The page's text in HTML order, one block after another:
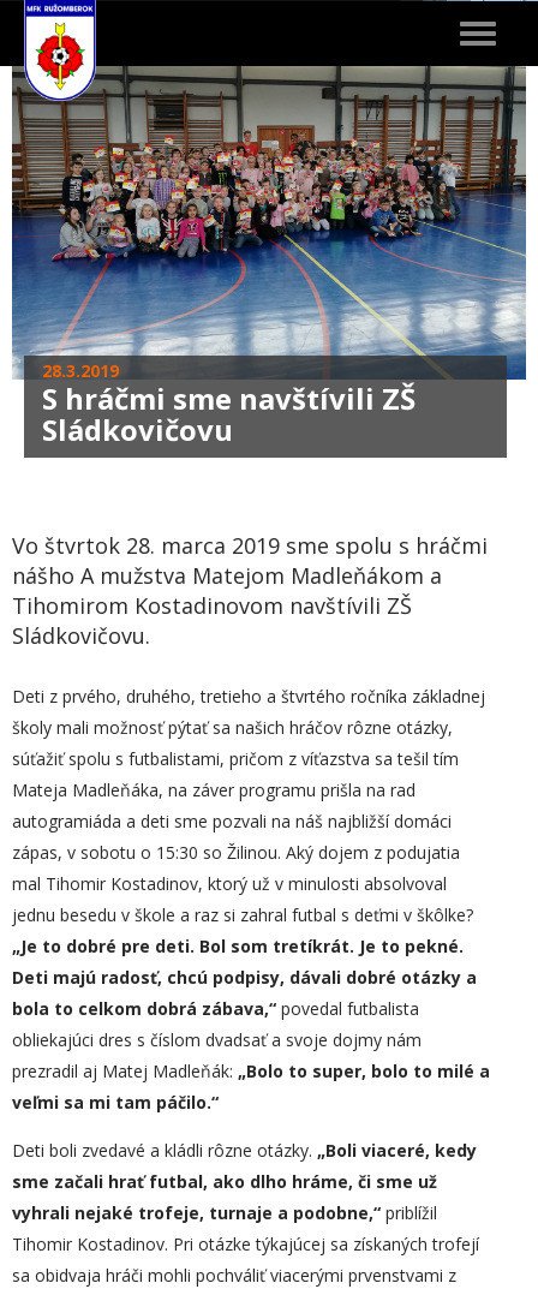
Toggle
28.3.2019
S hráčmi sme navštívili ZŠ
Sládkovičovu
Vo štvrtok 28. marca 2019 sme spolu s hráčmi
nášho A mužstva Matejom Madleňákom a
Tihomirom Kostadinovom navštívili ZŠ
Sládkovičovu.
Deti z prvého, druhého, tretieho a štvrtého ročníka základnej
školy mali možnosť pýtať sa našich hráčov rôzne otázky,
súťažiť spolu s futbalistami, pričom z víťazstva sa tešil tím
Mateja Madleňáka, na záver programu prišla na rad
autogramiáda a deti sme pozvali na náš najbližší domáci
zápas, v sobotu o 15:30 so Žilinou. Aký dojem z podujatia
mal Tihomir Kostadinov, ktorý už v minulosti absolvoval
jednu besedu v škole a raz si zahral futbal s deťmi v škôlke?
„Je to dobré pre deti. Bol som tretíkrát. Je to pekné.
Deti majú radosť, chcú podpisy, dávali dobré otázky a
bola to celkom dobrá zábava,“ povedal futbalista
obliekajúci dres s číslom dvadsať a svoje dojmy nám
prezradil aj Matej Madleňák: „Bolo to super, bolo to milé a
veľmi sa mi tam páčilo.“
Deti boli zvedavé a kládli rôzne otázky. „Boli viaceré, kedy
sme začali hrať futbal, ako dlho hráme, či sme už
vyhrali nejaké trofeje, turnaje a podobne,“ priblížil
Tihomir Kostadinov. Pri otázke týkajúcej sa získaných trofejí
sa obidvaja hráči mohli pochváliť viacerými prvenstvami z